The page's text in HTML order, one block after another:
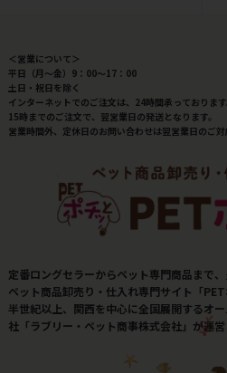
＜営業について＞
平日（月～金）9：00～17：00
土日・祝日を除く
インターネットでのご注文は、24時間承っております
15時までのご注文で、翌営業日の発送となります。
営業時間外、定休日のお問い合わせは翌営業日のご対
定番ロングセラーからペット専門商品まで、
ペット商品卸売り・仕入れ専門サイト「
半世紀以上、関西を中心に全国展開するオ
社「ラブリー・ペット商事株式会社」が運営